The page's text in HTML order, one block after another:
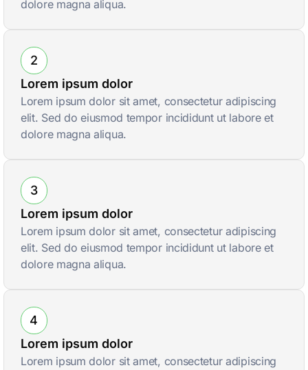
dolore magna aliqua.
2
Lorem ipsum dolor
Lorem ipsum dolor sit amet, consectetur adipiscing
elit. Sed do eiusmod tempor incididunt ut labore et
dolore magna aliqua.
3
Lorem ipsum dolor
Lorem ipsum dolor sit amet, consectetur adipiscing
elit. Sed do eiusmod tempor incididunt ut labore et
dolore magna aliqua.
4
Lorem ipsum dolor
Lorem ipsum dolor sit amet, consectetur adipiscing